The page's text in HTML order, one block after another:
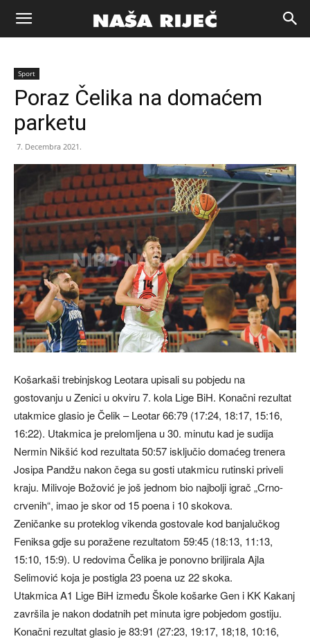
Naša
riječ
Zenica
Sport
Poraz Čelika na domaćem
parketu
7. Decembra 2021.
Košarkaši trebinjskog Leotara upisali su pobjedu na
gostovanju u Zenici u okviru 7. kola Lige BiH. Konačni rezultat
utakmice glasio je Čelik – Leotar 66:79 (17:24, 18:17, 15:16,
16:22). Utakmica je prelomljena u 30. minutu kad je sudija
Nermin Nikšić kod rezultata 50:57 isključio domaćeg trenera
Josipa Pandžu nakon čega su gosti utakmicu rutinski priveli
kraju. Milivoje Božović je još jednom bio najbolji igrač „Crno-
crvenih“, imao je skor od 15 poena i 10 skokova.
Zeničanke su proteklog vikenda gostovale kod banjalučkog
Feniksa gdje su poražene rezultatom 59:45 (18:13, 11:13,
15:10, 15:9). U redovima Čelika je ponovno briljirala Ajla
Selimović koja je postigla 23 poena uz 22 skoka.
Utakmica A1 Lige BiH između Škole košarke Gen i KK Kakanj
završila je nakon dodatnih pet minuta igre pobjedom gostiju.
Konačni rezultat glasio je 83:91 (27:23, 19:17, 18;18, 10:16,